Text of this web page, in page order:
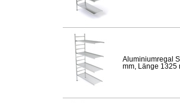
Aluminiumregal
mm, Länge 1325